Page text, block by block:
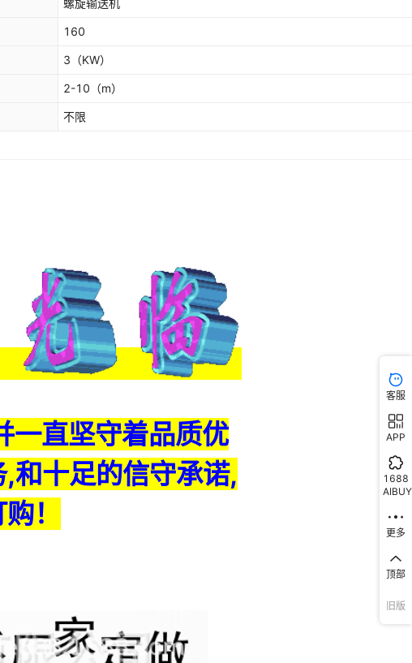
螺旋输送机
160
3 （KW）
2-10 （m）
不限
客服
APP
1688
AIBUY
更多
顶部
旧版